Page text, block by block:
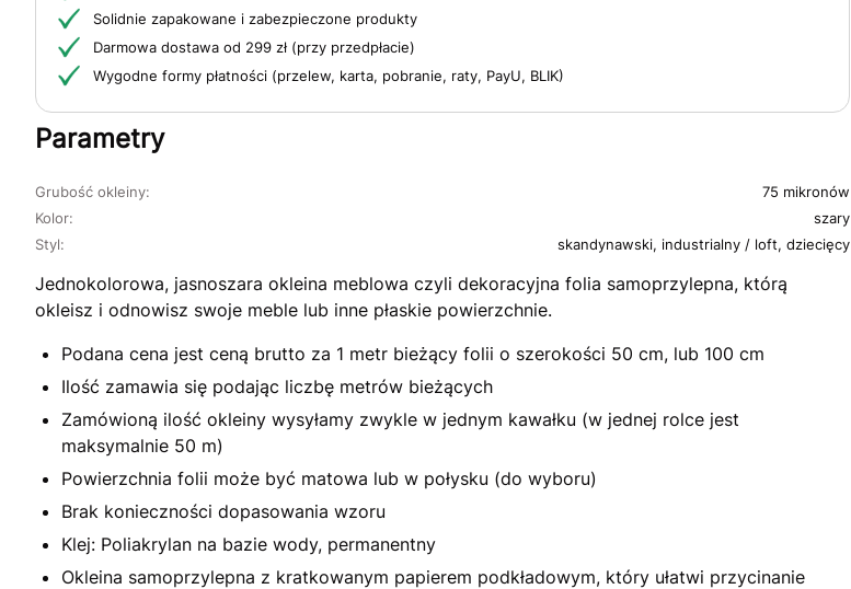
Solidnie zapakowane i zabezpieczone produkty
Darmowa dostawa od 299 zł (przy przedpłacie)
Wygodne formy płatności (przelew, karta, pobranie, raty, PayU, BLIK)
Parametry
Kolor: szary
Grubość okleiny: 75 mikronów
Styl: skandynawski, industrialny / loft, dziecięcy
Jednokolorowa, jasnoszara okleina meblowa czyli dekoracyjna folia samoprzylepna, którą
okleisz i odnowisz swoje meble lub inne płaskie powierzchnie.
Podana cena jest ceną brutto za 1 metr bieżący folii o szerokości 50 cm, lub 100 cm
Ilość zamawia się podając liczbę metrów bieżących
Zamówioną ilość okleiny wysyłamy zwykle w jednym kawałku (w jednej rolce jest
maksymalnie 50 m)
Powierzchnia folii może być matowa lub w połysku (do wyboru)
Brak konieczności dopasowania wzoru
Klej: Poliakrylan na bazie wody, permanentny
Okleina samoprzylepna z kratkowanym papierem podkładowym, który ułatwi przycinanie